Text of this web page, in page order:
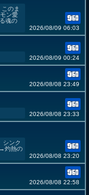
のま
ン愛
魂の
2026/08/09 06:03
2026/08/09 00:24
2026/08/08 23:49
2026/08/08 23:33
シンク
灼熱の
2026/08/08 23:20
2026/08/08 22:58